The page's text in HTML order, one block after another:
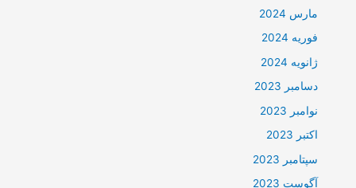
مارس 2024
فوریه 2024
ژانویه 2024
دسامبر 2023
نوامبر 2023
اکتبر 2023
سپتامبر 2023
آگوست 2023